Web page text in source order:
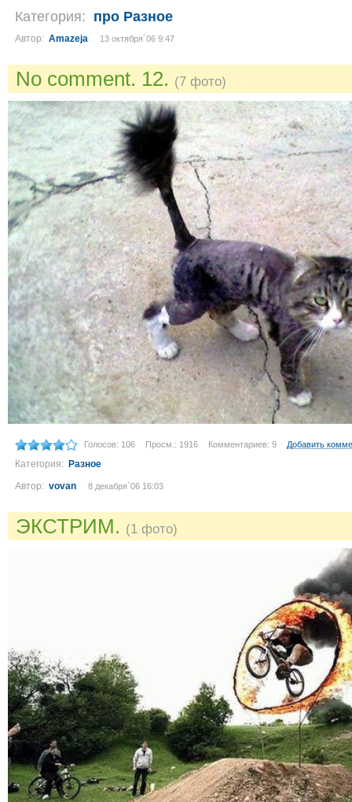
Категория: про Разное
Автор: Amazeja 13 октября´06 9:47
No comment. 12. (7 фото)
Голосов: 106 Просм.: 1916 Комментариев: 9 Добавить
Категория: Разное
Автор: vovan 8 декабря´06 16:03
ЭКСТРИМ. (1 фото)